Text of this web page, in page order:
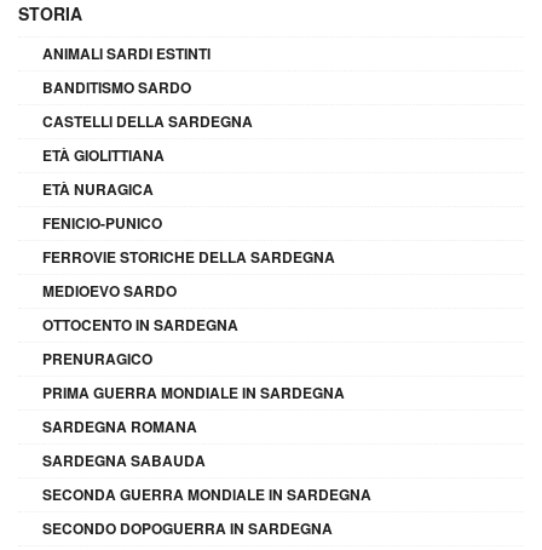
STORIA
ANIMALI SARDI ESTINTI
BANDITISMO SARDO
CASTELLI DELLA SARDEGNA
ETÀ GIOLITTIANA
ETÀ NURAGICA
FENICIO-PUNICO
FERROVIE STORICHE DELLA SARDEGNA
MEDIOEVO SARDO
OTTOCENTO IN SARDEGNA
PRENURAGICO
PRIMA GUERRA MONDIALE IN SARDEGNA
SARDEGNA ROMANA
SARDEGNA SABAUDA
SECONDA GUERRA MONDIALE IN SARDEGNA
SECONDO DOPOGUERRA IN SARDEGNA